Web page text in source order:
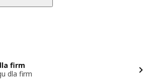
firm
dla firm